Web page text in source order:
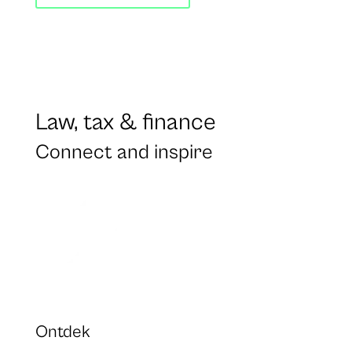
Law, tax & finance
Connect and inspire
Ontdek